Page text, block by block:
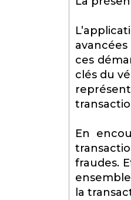
ces
clés du
En
fraudes.
la